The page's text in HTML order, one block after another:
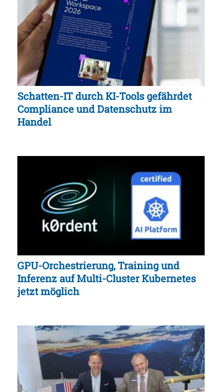
Schatten-IT durch KI-Tools gefährdet
Compliance und Datenschutz im
Handel
GPU-Orchestrierung, Training und
Inferenz auf Multi-Cluster Kubernetes
jetzt möglich